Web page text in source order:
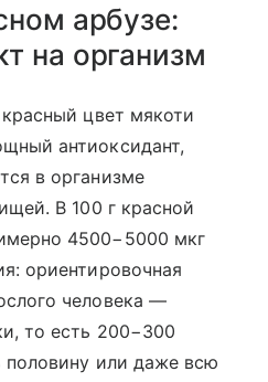
арбузе:
на организм
цвет мякоти
антиоксидант,
в организме
В 100 г красной
4500−5000 мкг
ориентировочная
человека —
то есть 200−300
половину или даже всю